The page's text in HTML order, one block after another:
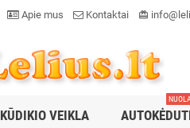
Apie mus Kontaktai card_giftcard
KŪDIKIO VEIKLA